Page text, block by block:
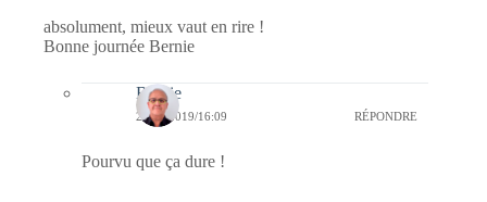
absolument, mieux vaut en rire !
Bonne journée Bernie
Bernie
23/02/2019/16:09 RÉPONDRE
Pourvu que ça dure !